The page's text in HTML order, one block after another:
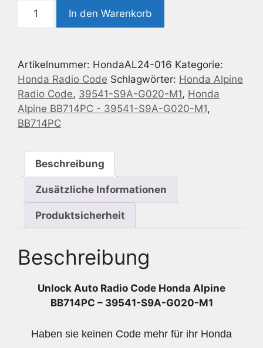
Radio
Honda
Alpine
BB714PC
-
39541-
G020-
Menge
In den Warenkorb
Artikelnummer: HondaAL24-016 Kategorie:
Honda Radio Code Schlagwörter: Honda Alpine
Radio Code, 39541-S9A-G020-M1, Honda
Alpine BB714PC - 39541-S9A-G020-M1,
BB714PC
Beschreibung
Zusätzliche Informationen
Produktsicherheit
Beschreibung
Unlock Auto Radio Code Honda Alpine
BB714PC – 39541-S9A-G020-M1
Haben sie keinen Code mehr für ihr Honda